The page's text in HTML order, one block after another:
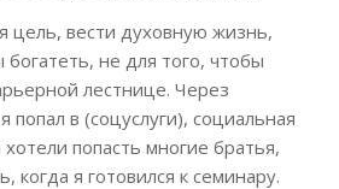
цель, вести духовную жизнь,
богатеть, не для того, чтобы
лестнице. Через
попал в (соцуслуги), социальная
попасть многие братья,
когда я готовился к семинару.